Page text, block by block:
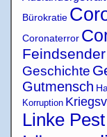
Bürokratie
Coronaterror
Feindsender
Geschichte
Gutmensch
Korruption
Linke Pest